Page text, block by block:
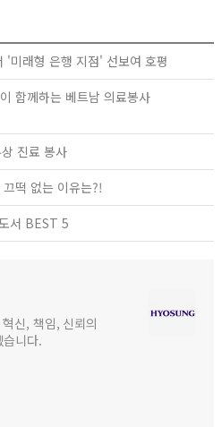
'미래형 은행 지점' 선보여 호평
함께하는 베트남 의료봉사
진료 봉사
떡 없는 이유는?!
서 BEST 5
신, 책임, 신뢰의
니다.